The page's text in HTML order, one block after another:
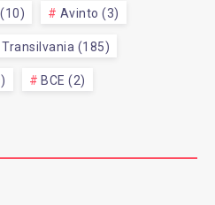
Avinto (3)
Transilvania (185)
BCE (2)